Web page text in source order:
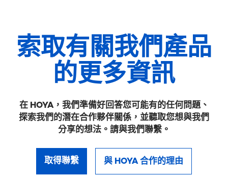
索取有關我們產品
的更多資訊
在 HOYA，我們準備好回答您可能有的任何問題、
探索我們的潛在合作夥伴關係，並聽取您想與我們
分享的想法。請與我們聯繫。
取得聯繫 與 HOYA 合作的理由